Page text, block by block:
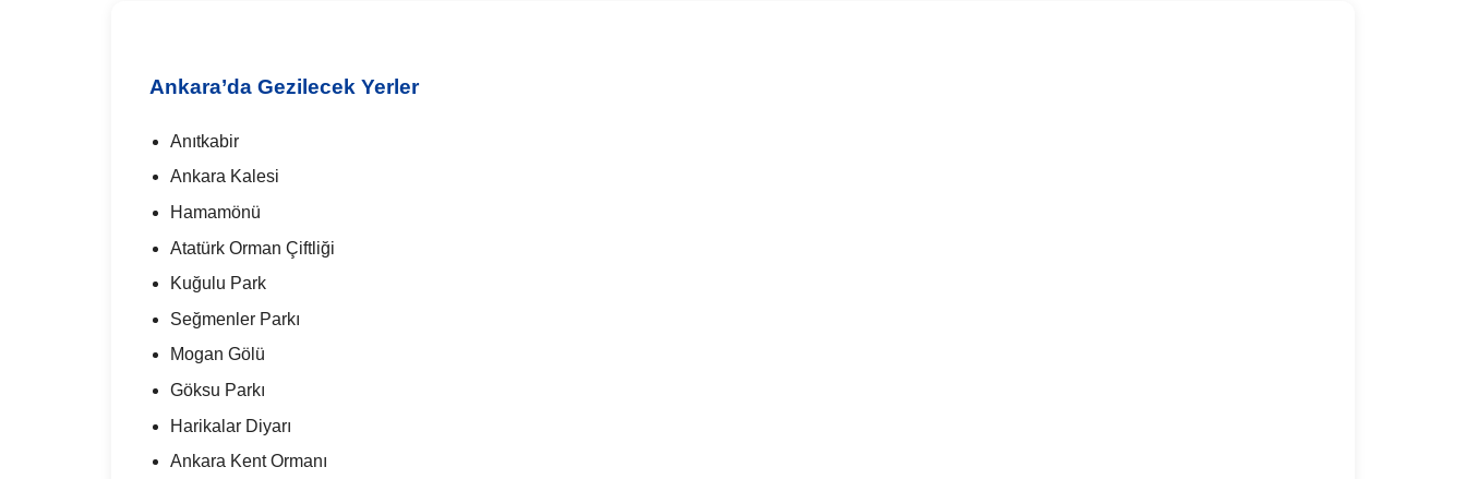
Ankara’da Gezilecek Yerler
Anıtkabir
Ankara Kalesi
Hamamönü
Atatürk Orman Çiftliği
Kuğulu Park
Seğmenler Parkı
Mogan Gölü
Göksu Parkı
Harikalar Diyarı
Ankara Kent Ormanı